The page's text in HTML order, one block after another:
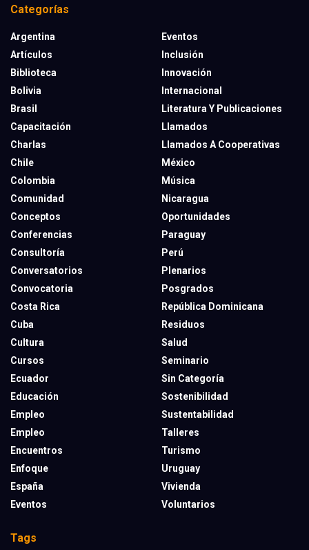
Categorías
Argentina
Artículos
Biblioteca
Bolivia
Brasil
Capacitación
Charlas
Chile
Colombia
Comunidad
Conceptos
Conferencias
Consultoría
Conversatorios
Convocatoria
Costa Rica
Cuba
Cultura
Cursos
Ecuador
Educación
Empleo
Empleo
Encuentros
Enfoque
España
Eventos
Eventos
Inclusión
Innovación
Internacional
Literatura Y Publicaciones
Llamados
Llamados A Cooperativas
México
Música
Nicaragua
Oportunidades
Paraguay
Perú
Plenarios
Posgrados
República Dominicana
Residuos
Salud
Seminario
Sin Categoría
Sostenibilidad
Sustentabilidad
Talleres
Turismo
Uruguay
Vivienda
Voluntarios
Tags